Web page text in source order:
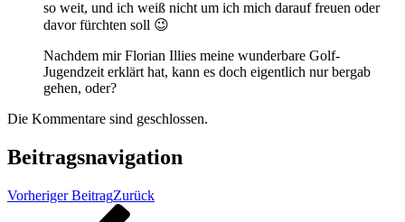
so weit, und ich weiß nicht um ich mich darauf freuen oder
davor fürchten soll 😉
Nachdem mir Florian Illies meine wunderbare Golf-
Jugendzeit erklärt hat, kann es doch eigentlich nur bergab
gehen, oder?
Die Kommentare sind geschlossen.
Beitragsnavigation
Vorheriger BeitragZurück